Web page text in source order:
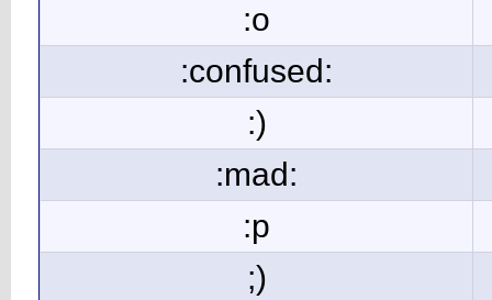
:o
:confused:
:)
:mad:
:p
;)